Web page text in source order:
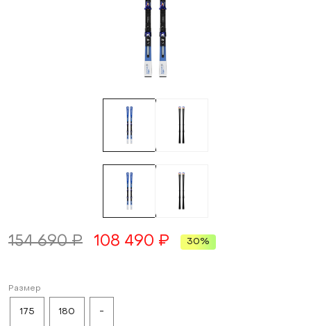
154 690 ₽ 108 490 ₽ 30%
Размер
175 180 -